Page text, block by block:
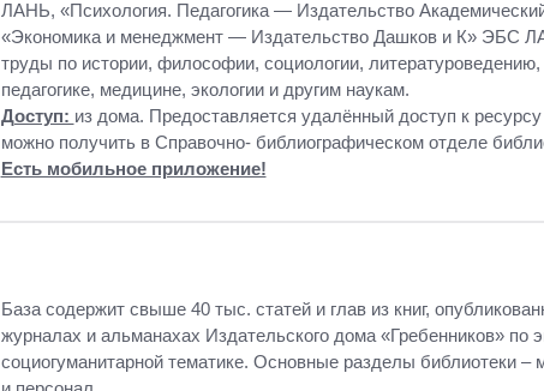
ЛАНЬ, «Психология. Педагогика — Издательство
«Экономика и менеджмент — Издательство Дашков и К» ЭБС
труды по истории, философии, социологии, литературоведению,
педагогике, медицине, экологии и другим наукам.
Доступ: из дома. Предоставляется удалённый доступ к
можно получить в Справочно- библиографическом отделе
Есть мобильное приложение!
База содержит свыше 40 тыс. статей и глав из книг,
журналах и альманахах Издательского дома «Гребенников» по
социогуманитарной тематике. Основные разделы библиотеки –